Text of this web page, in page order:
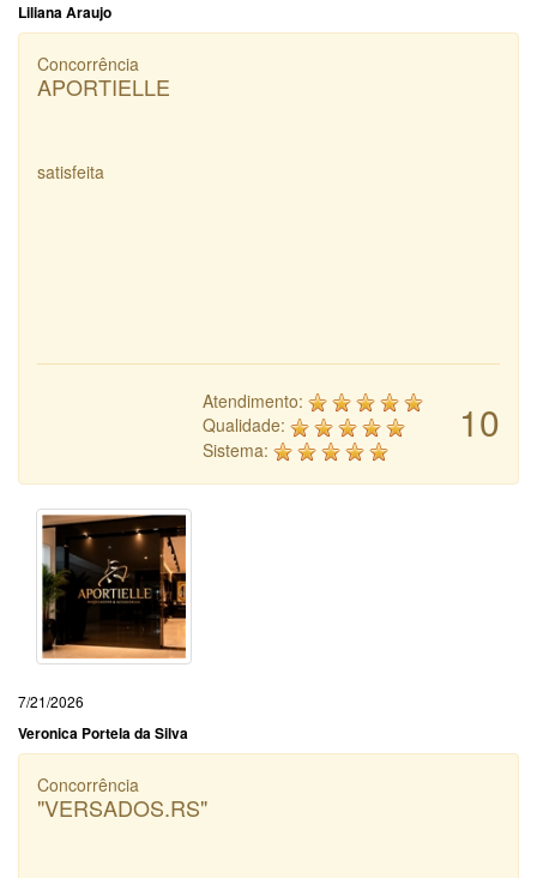
Liliana Araujo
Concorrência
APORTIELLE
satisfeita
10
Atendimento:
Qualidade:
Sistema:
7/21/2026
Veronica Portela da Silva
Concorrência
"VERSADOS.RS"